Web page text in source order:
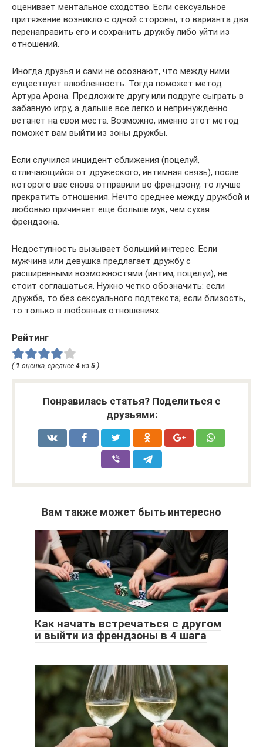
оценивает ментальное сходство. Если сексуальное
притяжение возникло с одной стороны, то варианта два:
перенаправить его и сохранить дружбу либо уйти из
отношений.
Иногда друзья и сами не осознают, что между ними
существует влюбленность. Тогда поможет метод
Артура Арона. Предложите другу или подруге сыграть в
забавную игру, а дальше все легко и непринужденно
встанет на свои места. Возможно, именно этот метод
поможет вам выйти из зоны дружбы.
Если случился инцидент сближения (поцелуй,
отличающийся от дружеского, интимная связь), после
которого вас снова отправили во френдзону, то лучше
прекратить отношения. Нечто среднее между дружбой и
любовью причиняет еще больше мук, чем сухая
френдзона.
Недоступность вызывает больший интерес. Если
мужчина или девушка предлагает дружбу с
расширенными возможностями (интим, поцелуи), не
стоит соглашаться. Нужно четко обозначить: если
дружба, то без сексуального подтекста; если близость,
то только в любовных отношениях.
Рейтинг
( 1 оценка, среднее 4 из 5 )
Понравилась статья? Поделиться с
друзьями:
Вам также может быть интересно
Как начать встречаться с другом
и выйти из френдзоны в 4 шага